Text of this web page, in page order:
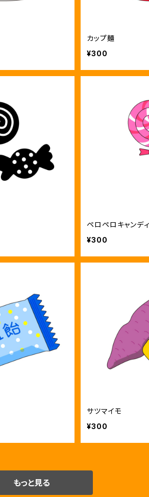
カップ麺
¥300
ペロペロキャンデ
¥300
サツマイモ
¥300
もっと見る